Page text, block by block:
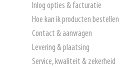
Inlog opties & facturatie
Hoe kan ik producten bestellen
Contact & aanvragen
Levering & plaatsing
Service, kwaliteit & zekerheid